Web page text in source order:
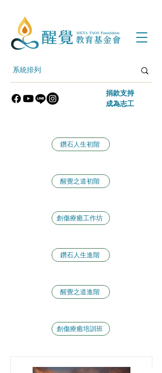
​捐款支持
​成為志工
鑽石人生初階
醒覺之道初階
創傷療癒工作坊
鑽石人生進階
醒覺之道進階
創傷療癒培訓班